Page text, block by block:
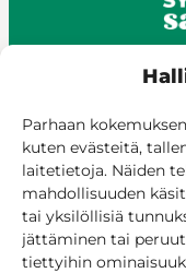
Parhaan
kuten evästeitä,
laitetietoja. Näiden
mahdollisuuden
tai yksilöllisiä
jättäminen tai
tiettyihin